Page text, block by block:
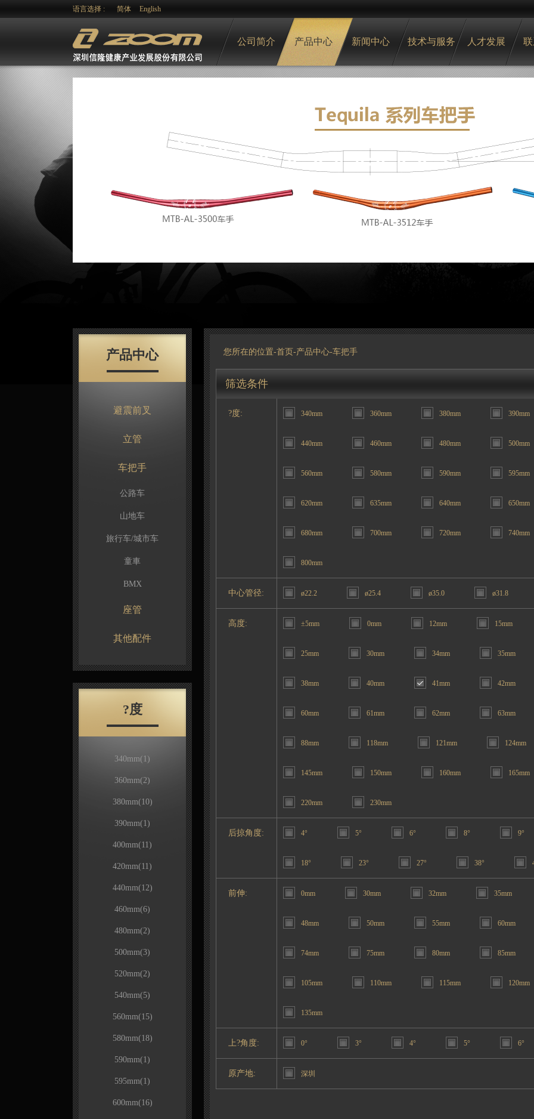
语言选择 : 简体 English
公司简介 产品中心 新闻中心 技术与服务 人才发展
产品中心
避震前叉
立管
车把手
公路车
山地车
旅行车/城市车
童車
BMX
座管
其他配件
?度
340mm(1)
360mm(2)
380mm(10)
390mm(1)
400mm(11)
420mm(11)
440mm(12)
460mm(6)
480mm(2)
500mm(3)
520mm(2)
540mm(5)
560mm(15)
580mm(18)
590mm(1)
595mm(1)
600mm(16)
您所在的位置-首页 -产品中心-车把手
筛选条件
?度: 340mm 360mm 380mm 390mm
440mm 460mm 480mm 500mm
560mm 580mm 590mm 595mm
620mm 635mm 640mm 650mm
680mm 700mm 720mm 740mm
800mm
中心管径: ø22.2 ø25.4 ø35.0 ø31.8
高度: ±5mm 0mm 12mm 15mm
25mm 30mm 34mm 35mm
38mm 40mm 41mm 42mm
60mm 61mm 62mm 63mm
88mm 118mm 121mm 124mm
145mm 150mm 160mm 165mm
220mm 230mm
后掠角度: 4° 5° 6° 8° 9°
18° 23° 27° 38°
前伸: 0mm 30mm 32mm 35mm
48mm 50mm 55mm 60mm
74mm 75mm 80mm 85mm
105mm 110mm 115mm 120mm
135mm
上?角度: 0° 3° 4° 5° 6°
原产地: 深圳